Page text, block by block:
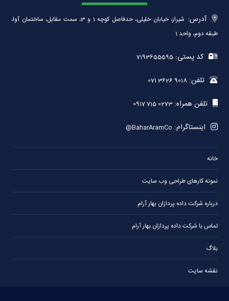
آدرس:
شیراز، خیابان خلیلی، حدفاصل کوچه 1 و 3، سمت مقابل، ساختمان آوا،
طبقه دوم، واحد 1
کد پستی:7193655595
تلفن:071 3626 9018
تلفن همراه:0917 715 0273
اینستاگرام: @BaharAramCo
خانه
نمونه کارهای طراحی وب سایت
درباره شرکت داده پردازان بهار آرام
تماس با شرکت داده پردازان بهار آرام
بلاگ
نقشه سایت